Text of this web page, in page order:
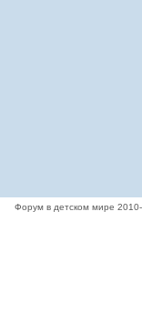
Форум в детском мире